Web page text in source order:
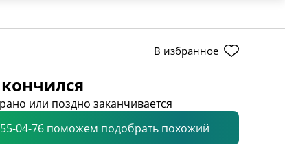
В избранное
или поздно заканчивается
04-76 поможем подобрать похожий